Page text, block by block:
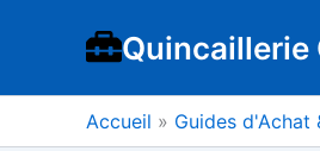
Accueil Guides d'Achat